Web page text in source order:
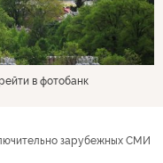
в фотобанк
зарубежных СМИ